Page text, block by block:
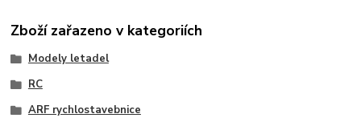
Zboží zařazeno v kategoriích
Modely letadel
RC
ARF rychlostavebnice